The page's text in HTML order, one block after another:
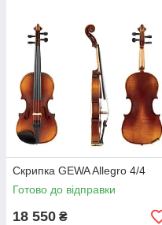
Скрипка GEWA Allegro 4/4
Готово до відправки
18 550 ₴